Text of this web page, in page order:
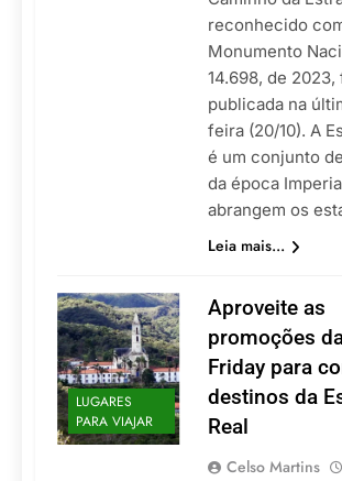
reconhecido
Monumento
14.698, de 2023,
publicada na
feira (20/10). A
é um conjunto
da época
abrangem os
Leia mais...
LUGARES
PARA VIAJAR
Aproveite as
promoções
Friday para
destinos da
Real
Celso Martins